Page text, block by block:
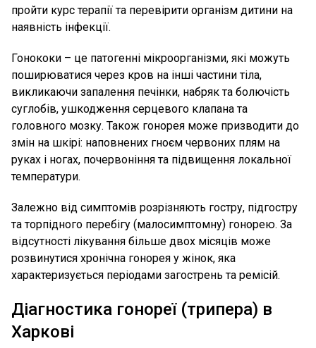
пройти курс терапії та перевірити організм дитини на
наявність інфекції.
Гонококи – це патогенні мікроорганізми, які можуть
поширюватися через кров на інші частини тіла,
викликаючи запалення печінки, набряк та болючість
суглобів, ушкодження серцевого клапана та
головного мозку. Також гонорея може призводити до
змін на шкірі: наповнених гноєм червоних плям на
руках і ногах, почервоніння та підвищення локальної
температури.
Залежно від симптомів розрізняють гостру, підгостру
та торпідного перебігу (малосимптомну) гонорею. За
відсутності лікування більше двох місяців може
розвинутися хронічна гонорея у жінок, яка
характеризується періодами загострень та ремісій.
Діагностика гонореї (трипера) в
Харкові